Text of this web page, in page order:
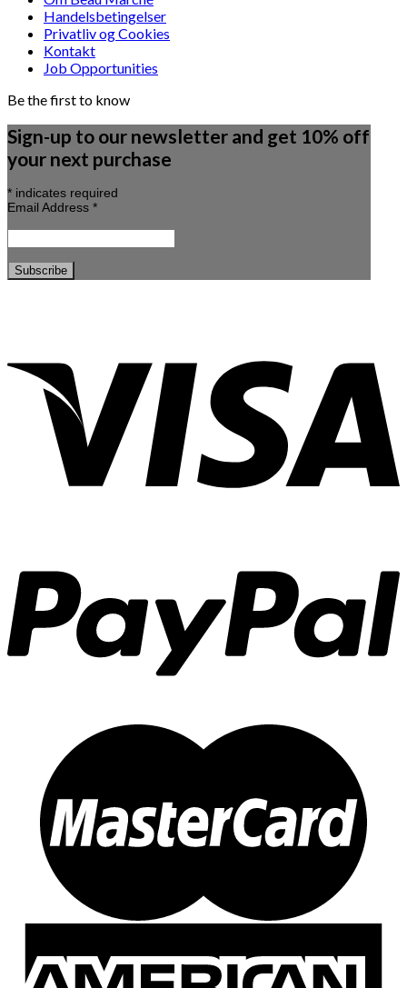
Handelsbetingelser
Privatliv og Cookies
Kontakt
Job Opportunities
Be the first to know
Sign-up to our newsletter and get 10% off
your next purchase
* indicates required
Email Address *